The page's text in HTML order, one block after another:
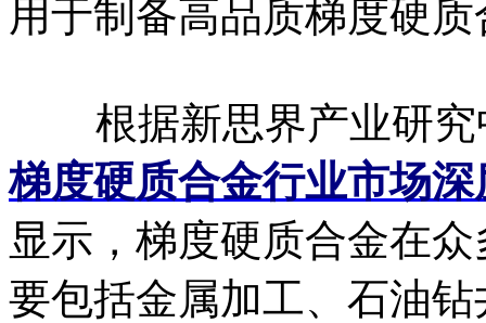
用于制备高品质梯度硬
根据新思界产业研究
梯度硬质合金行业市场
显示，梯度硬质合金在
要包括金属加工、石油